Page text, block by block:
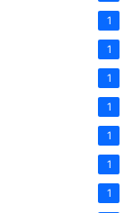
1
1
1
1
1
1
1